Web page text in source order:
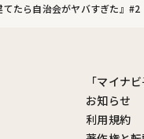
てたら自治会がヤバすぎた』#2
「マイナ
お知らせ
利用規約